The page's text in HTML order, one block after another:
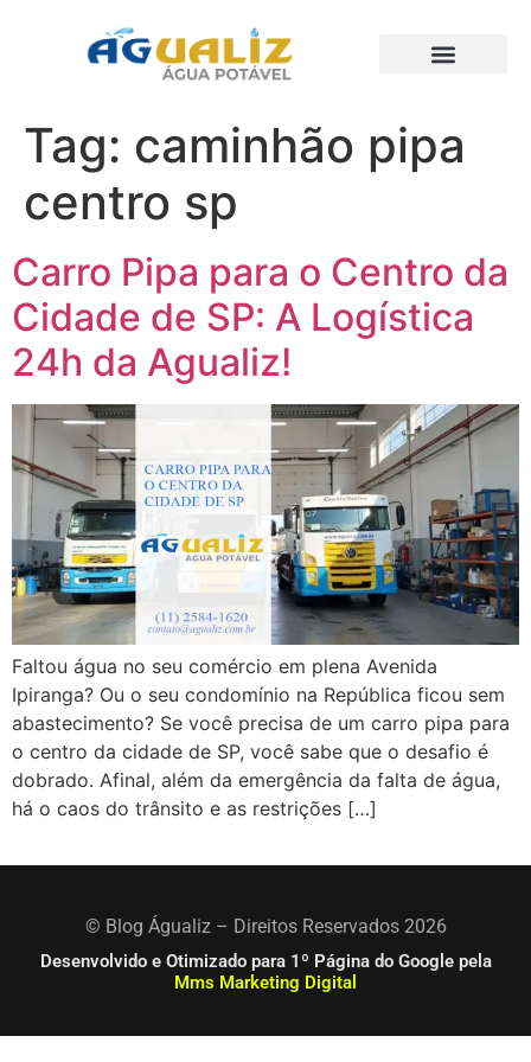
Tag: caminhão pipa
centro sp
Carro Pipa para o Centro da
Cidade de SP: A Logística
24h da Agualiz!
Faltou água no seu comércio em plena Avenida
Ipiranga? Ou o seu condomínio na República ficou sem
abastecimento? Se você precisa de um carro pipa para
o centro da cidade de SP, você sabe que o desafio é
dobrado. Afinal, além da emergência da falta de água,
há o caos do trânsito e as restrições […]
© Blog Águaliz – Direitos Reservados 2026
Desenvolvido e Otimizado para 1º Página do Google pela
Mms Marketing Digital